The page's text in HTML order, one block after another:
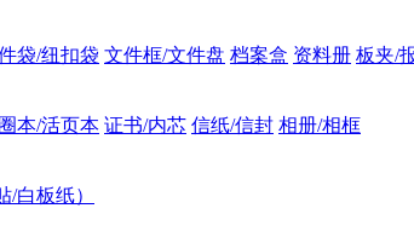
袋/纽扣袋 文件框/文件盘 档案盒 资料册 板夹/
本/活页本 证书/内芯 信纸/信封 相册/相框
/白板纸）